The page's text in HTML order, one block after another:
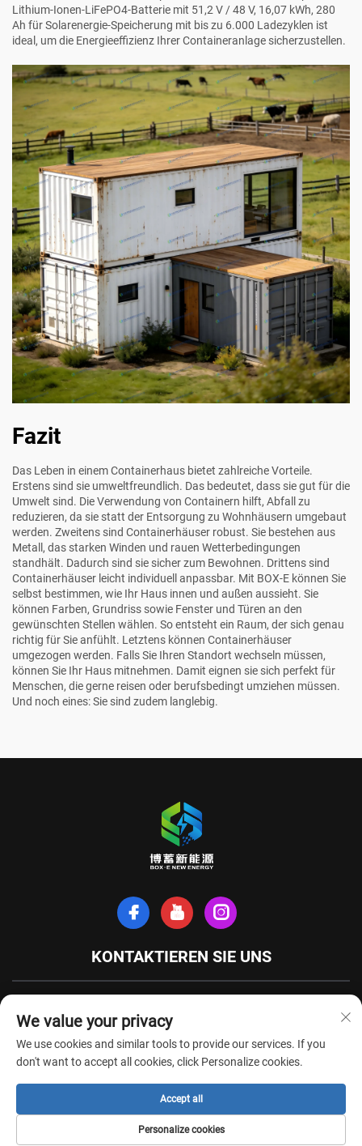
Lithium-Ionen-LiFePO4-Batterie mit 51,2 V / 48 V, 16,07 kWh, 280
Ah für Solarenergie-Speicherung mit bis zu 6.000 Ladezyklen ist
ideal, um die Energieeffizienz Ihrer Containeranlage sicherzustellen.
Fazit
Das Leben in einem Containerhaus bietet zahlreiche Vorteile.
Erstens sind sie umweltfreundlich. Das bedeutet, dass sie gut für die
Umwelt sind. Die Verwendung von Containern hilft, Abfall zu
reduzieren, da sie statt der Entsorgung zu Wohnhäusern umgebaut
werden. Zweitens sind Containerhäuser robust. Sie bestehen aus
Metall, das starken Winden und rauen Wetterbedingungen
standhält. Dadurch sind sie sicher zum Bewohnen. Drittens sind
Containerhäuser leicht individuell anpassbar. Mit BOX-E können Sie
selbst bestimmen, wie Ihr Haus innen und außen aussieht. Sie
können Farben, Grundriss sowie Fenster und Türen an den
gewünschten Stellen wählen. So entsteht ein Raum, der sich genau
richtig für Sie anfühlt. Letztens können Containerhäuser
umgezogen werden. Falls Sie Ihren Standort wechseln müssen,
können Sie Ihr Haus mitnehmen. Damit eignen sie sich perfekt für
Menschen, die gerne reisen oder berufsbedingt umziehen müssen.
Und noch eines: Sie sind zudem langlebig.
KONTAKTIEREN SIE UNS
[email protected]
Urheberrechte © Anhui Box-E New Energy Technology Co., Ltd. Alle Rechte
We value your privacy
We use cookies and similar tools to provide our services. If you
don't want to accept all cookies, click Personalize cookies.
Personalize cookies
Accept all